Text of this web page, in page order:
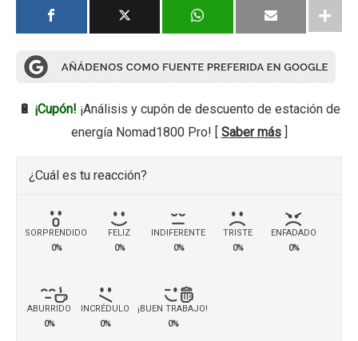
🔋 ¡Cupón! ¡Análisis y cupón de descuento de estación de
energía Nomad1800 Pro! [ Saber más]
¿Cuál es tu reacción?
SORPRENDIDO
0%
FELIZ
0%
INDIFERENTE
0%
TRISTE
0%
ENFADADO
0%
ABURRIDO
0%
INCRÉDULO
0%
¡BUEN TRABAJO!
0%